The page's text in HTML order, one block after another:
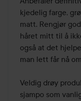
5
kjedelig farge,
matt. Rengjør
håret mitt til å
også at det
man lett får nå
Veldig drøy
sjampo som